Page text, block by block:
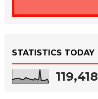
STATISTICS TODAY
119,418